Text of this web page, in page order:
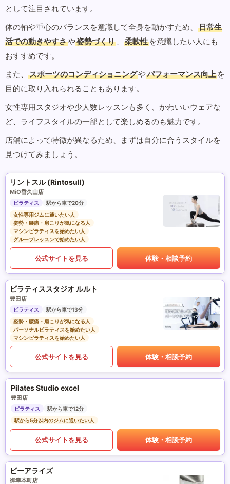
として注目されています。
体の軸や重心のバランスを意識して全身を動かすため、
日常生
活での動きやすさや姿勢づくり 、 柔軟性 を意識したい人にも
おすすめです。
また、
スポーツのコンディショニングやパフォーマンス向上 を
目的に取り入れられることもあります。
女性専用スタジオや少人数レッスンも多く、かわいいウェアな
ど、ライフスタイルの一部として楽しめるのも魅力です。
店舗によって特徴が異なるため、まずは自分に合うスタイルを
見つけてみましょう。
リントスル (Rintosull)
MiO香久山店
ピラティス
駅から車で20分
女性専用ジムに通いたい人
姿勢・腰痛・肩こりが気になる人
マシンピラティスを始めたい人
グループレッスンで始めたい人
公式サイトを見る 体験・相談予約
ピラティススタジオ ルルト
豊田店
ピラティス
駅から車で13分
姿勢・腰痛・肩こりが気になる人
パーソナルピラティスを始めたい人
マシンピラティスを始めたい人
公式サイトを見る 体験・相談予約
Pilates Studio excel
豊田店
ピラティス
駅から車で12分
駅から5分以内のジムに通いたい人
公式サイトを見る 体験・相談予約
ビーアライズ
御幸本町店